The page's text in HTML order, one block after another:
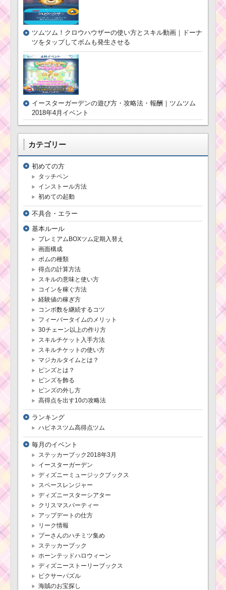
ツムツム11月ステッ
ーはいつから？
スミンと一緒に
出ないの？
ンキングイベントカー
ドのクリア報酬全24個
ツムツム！クロウハウザーの使い方とスキル動画｜ドーナ
ツをタップしてボムも発生させる
イースターガーデンの遊び方・攻略法・報酬｜ツムツム
2018年4月イベント
カテゴリー
初めての方
タッチペン
インストール方法
初めての起動
不具合・エラー
基本ルール
プレミアムBOXツム定期入替え
画面構成
ボムの種類
得点の計算方法
スキルの意味と使い方
コインを稼ぐ方法
経験値の稼ぎ方
コンボ数を継続するコツ
フィーバータイムのメリット
30チェーン以上の作り方
スキルチケット入手方法
スキルチケットの使い方
マジカルタイムとは？
ピンズとは？
ピンズを飾る
ピンズの外し方
高得点を出す10の攻略法
ランキング
ハピネスツム高得点ツム
毎月のイベント
ステッカーブック2018年3月
イースターガーデン
ディズニーミュージックブックス
スペースレンジャー
ディズニースターシアター
クリスマスパーティー
アップデートの仕方
リーク情報
プーさんのハチミツ集め
ステッカーブック
ホーンテッドハロウィーン
ディズニーストーリーブックス
ピクサーパズル
海賊のお宝探し